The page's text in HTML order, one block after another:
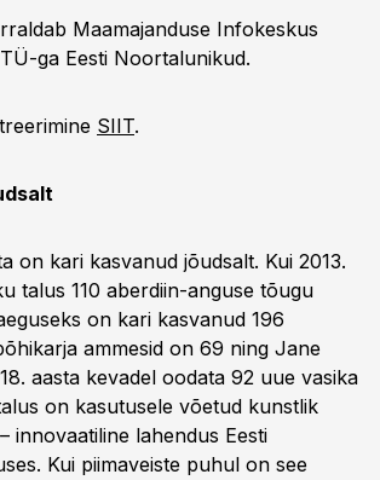
Maamajanduse Infokeskus
ga Eesti Noortalunikud.
SIIT.
on kari kasvanud jõudsalt. Kui 2013.
talus 110 aberdiin-anguse tõugu
on kari kasvanud 196
ammesid on 69 ning Jane
aasta kevadel oodata 92 uue vasika
on kasutusele võetud kunstlik
innovaatiline lahendus Eesti
Kui piimaveiste puhul on see